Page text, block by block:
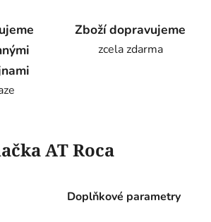
Zboží dopravujeme
zcela zdarma
AT Roca
Doplňkové parametry